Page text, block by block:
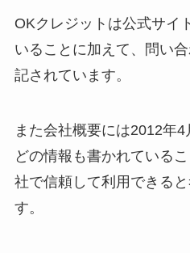
OKクレジットは公式サイ
いることに加えて、問い
記されています。
また会社概要には2012年
どの情報も書かれている
社で信頼して利用できる
す。